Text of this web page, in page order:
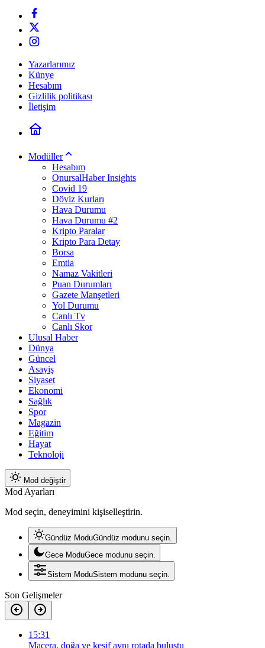
Yazarlarımız
Künye
Hesabım
Gizlilik politikası
İletişim
Modüller
Hesabım
OnursalHaber Insights
Covid 19
Döviz Kurları
Hava Durumu
Hava Durumu #2
Kripto Paralar
Kripto Para Detay
Borsa
Emtia
Namaz Vakitleri
Puan Durumları
Gazete Manşetleri
Yol Durumu
Canlı Tv
Canlı Skor
Ulusal Haber
Dünya
Güncel
Asayiş
Siyaset
Ekonomi
Sağlık
Spor
Magazin
Eğitim
Hayat
Teknoloji
Mod değiştir
Mod Ayarları
Mod seçin, deneyimini kişiselleştirin.
Gündüz ModuGündüz modunu seçin.
Gece ModuGece modunu seçin.
Sistem ModuSistem modunu seçin.
Son Gelişmeler
15:31
Macera, doğa ve keşif aynı rotada buluştu